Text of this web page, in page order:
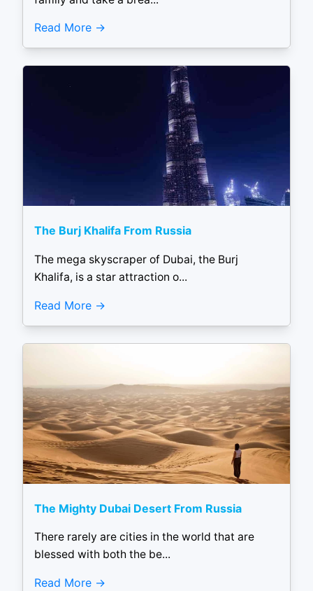
Read More
The Burj Khalifa From Russia
The mega skyscraper of Dubai, the Burj
Khalifa, is a star attraction o...
Read More
The Mighty Dubai Desert From Russia
There rarely are cities in the world that are
blessed with both the be...
Read More